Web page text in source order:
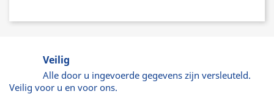
Veilig
Alle door u ingevoerde gegevens zijn versleuteld.
Veilig voor u en voor ons.